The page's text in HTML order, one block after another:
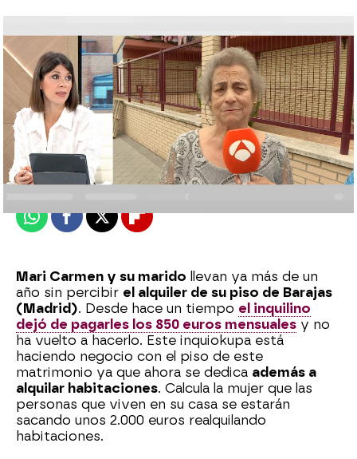
Laura Simón
Publicado: 18 de septiembre de 2024, 14:46
WhatsappFacebook
X Flipboard
Mari Carmen y su marido llevan ya más de un
año sin percibir el alquiler de su piso de Barajas
(Madrid). Desde hace un tiempo el inquilino
dejó de pagarles los 850 euros mensuales y no
ha vuelto a hacerlo. Este inquiokupa está
haciendo negocio con el piso de este
matrimonio ya que ahora se dedica además a
alquilar habitaciones. Calcula la mujer que las
personas que viven en su casa se estarán
sacando unos 2.000 euros realquilando
habitaciones.